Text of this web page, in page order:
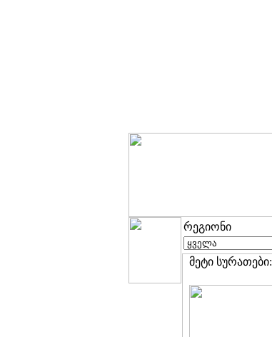
რეგიონი
მეტი სურათები: